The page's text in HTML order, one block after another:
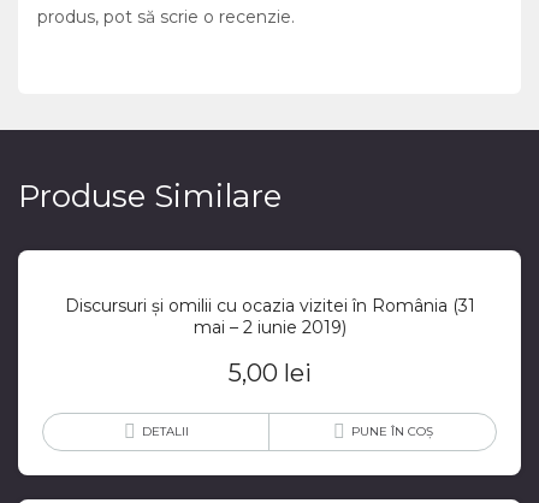
produs, pot să scrie o recenzie.
Produse Similare
Discursuri și omilii cu ocazia vizitei în România (31
mai – 2 iunie 2019)
5,00 lei
DETALII PUNE ÎN COȘ